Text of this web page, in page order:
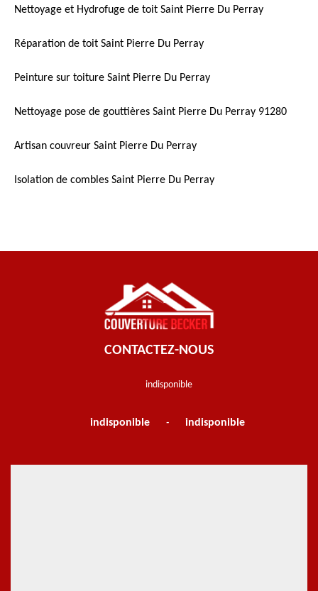
Nettoyage et Hydrofuge de toit Saint Pierre Du Perray
Réparation de toit Saint Pierre Du Perray
Peinture sur toiture Saint Pierre Du Perray
Nettoyage pose de gouttières Saint Pierre Du Perray 91280
Artisan couvreur Saint Pierre Du Perray
Isolation de combles Saint Pierre Du Perray
CONTACTEZ-NOUS
indisponible
indisponible - indisponible